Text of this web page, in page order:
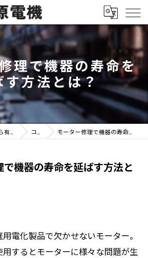
理で機器の寿命を
す方法とは？
コラム モーター修理で機器の寿命を延ばす方法とは？
で機器の寿命を延ばす方法と
電化製品で欠かせないモーター。
用するとモーターに様々な問題が生